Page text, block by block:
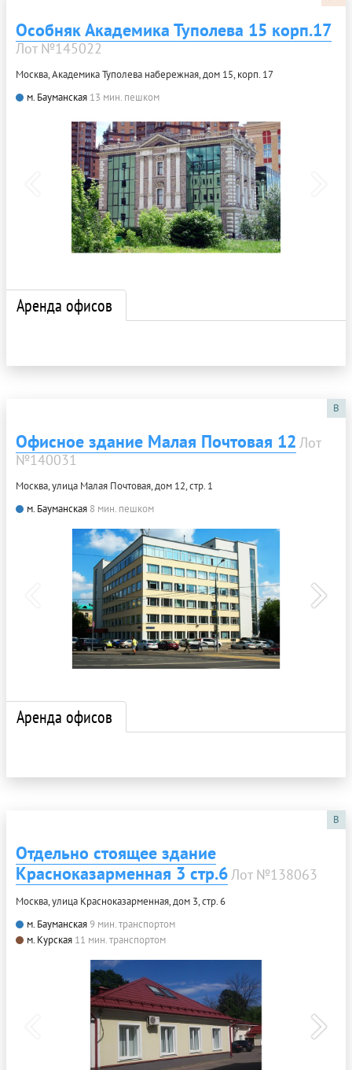
Особняк Академика Туполева 15 корп.17
Лот №145022
Москва, Академика Туполева набережная, дом 15, корп. 17
м. Бауманская 13 мин. пешком
Аренда офисов
B
Офисное здание Малая Почтовая 12 Лот
№140031
Москва, улица Малая Почтовая, дом 12, стр. 1
м. Бауманская 8 мин. пешком
Аренда офисов
B
Отдельно стоящее здание
Красноказарменная 3 стр.6Лот №138063
Москва, улица Красноказарменная, дом 3, стр. 6
м. Бауманская9 мин. транспортом
м. Курская 11 мин. транспортом